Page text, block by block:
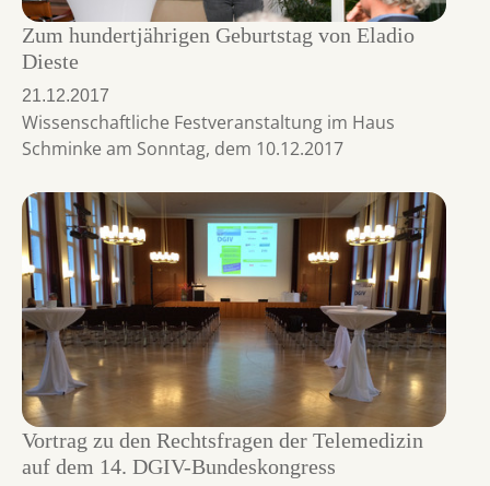
Zum hundertjährigen Geburtstag von Eladio
Dieste
21.12.2017
Wissenschaftliche Festveranstaltung im Haus
Schminke am Sonntag, dem 10.12.2017
Vortrag zu den Rechtsfragen der Telemedizin
auf dem 14. DGIV-Bundeskongress